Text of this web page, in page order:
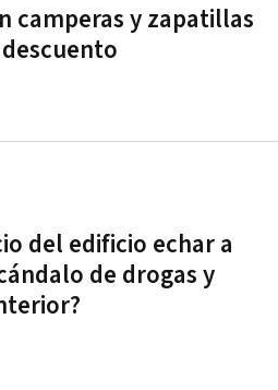
camperas y zapatillas
del edificio echar a
de drogas y